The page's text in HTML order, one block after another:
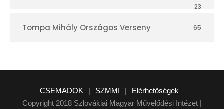
23
Tompa Mihály Országos Verseny 65
CSEMADOK | SZMMI |
Elérhetőségek
Copyright 2018 Szlovákiai Magyar Művelődési Intézet |